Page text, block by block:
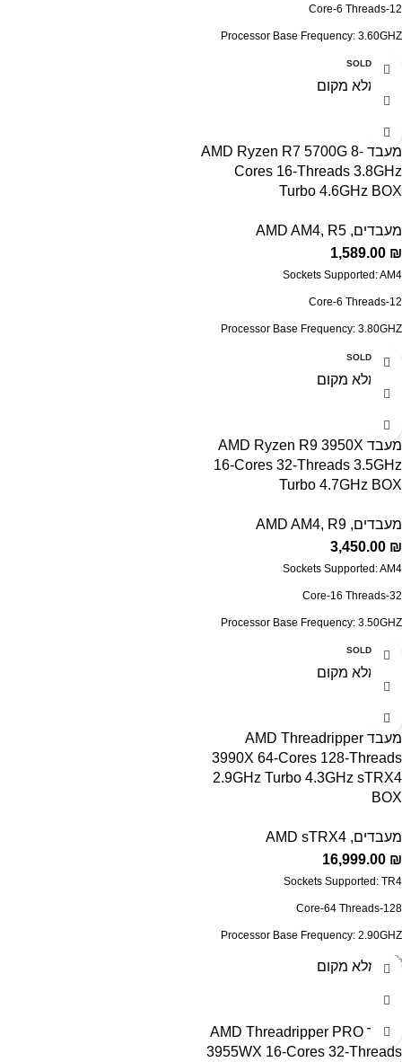
Core-6 Threads-12
Processor Base Frequency: 3.60GHZ
Max Turbo Frequency: 4.20GHZ
Cache: 32MB
System Memory Specification: 3200MHZ
PCI Express Version: PCIe 4.0
CMOS: TSMC 7nm FinFET
Thermal Solution (PIB): Yes, Wraith
Stealth
SOLD OUT
מעבד AMD Ryzen R7 5700G 8-
Cores 16-Threads 3.8GHz
Turbo 4.6GHz BOX
מעבדים,
AMD AM4, R5
1,589.00 ₪
Sockets Supported:AM4
Core-6 Threads-12
Processor Base Frequency: 3.80GHZ
Max Turbo Frequency: 4.60GHZ
Cache: 16MB
Radeon™ Vega 8 Processor Graphics
System Memory Specification: 3200MHZ
PCI Express Version: PCIe 3.0
CMOS: TSMC 7nm FinFET
Thermal Solution (PIB): Wraith Stealth
SOLD OUT
מעבד AMD Ryzen R9 3950X
16-Cores 32-Threads 3.5GHz
Turbo 4.7GHz BOX
מעבדים,
AMD AM4, R9
3,450.00 ₪
Sockets Supported:AM4
Core-16 Threads-32
Processor Base Frequency: 3.50GHZ
Max Turbo Frequency: 4.70GHZ
Cache: 64MB
System Memory Specification: 3200MHZ
PCI Express Version: PCIe 4.0
CMOS: TSMC 7nm FinFET
SOLD OUT
מעבד AMD Threadripper
3990X 64-Cores 128-Threads
2.9GHz Turbo 4.3GHz sTRX4
BOX
מעבדים,
AMD sTRX4
16,999.00 ₪
Sockets Supported: TR4
Core-64 Threads-128
Processor Base Frequency: 2.90GHZ
Max Turbo Frequency: 4.30GHZ
System Memory Specification: 3200MHZ
מעבד AMD Threadripper PRO
3955WX 16-Cores 32-Threads